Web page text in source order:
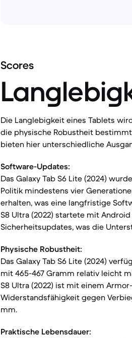
Scores
Die Langlebigkeit eines Tablets
die physische Robustheit bestimmt.
bieten hier unterschiedliche
Software-Updates:
Das Galaxy Tab S6 Lite (2024)
Politik mindestens vier
erhalten, was eine langfristige
S8 Ultra (2022) startete mit
Sicherheitsupdates, was die
Physische Robustheit:
Das Galaxy Tab S6 Lite (2024)
mit 465-467 Gramm relativ leicht
S8 Ultra (2022) ist mit einem
Widerstandsfähigkeit gegen
mm.
Praktische Lebensdauer: